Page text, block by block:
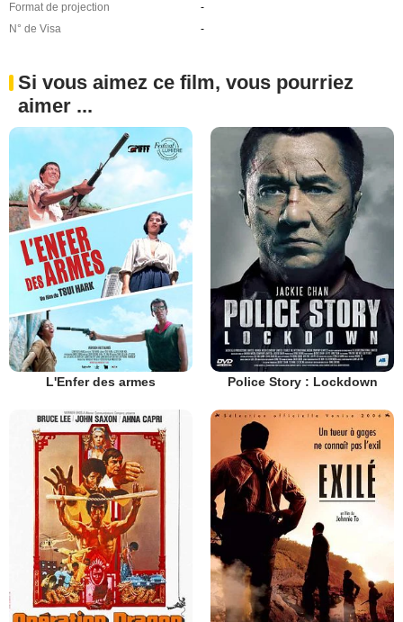
Format de projection
-
N° de Visa
-
Si vous aimez ce film, vous pourriez
aimer ...
L'Enfer des armes Police Story : Lockdown